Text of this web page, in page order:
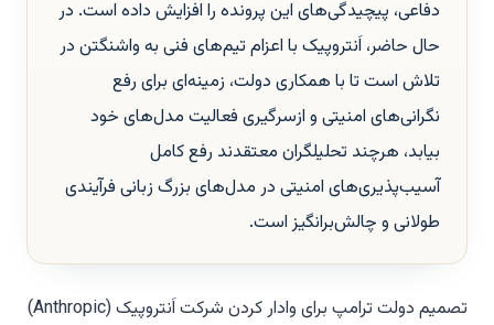
دفاعی، پیچیدگی‌های این پرونده را افزایش داده است. در
حال حاضر، اَنتروپیک با اعزام تیم‌های فنی به واشنگتن در
تلاش است تا با همکاری دولت، زمینه‌ای برای رفع
نگرانی‌های امنیتی و ازسرگیری فعالیت مدل‌های خود
بیابد، هرچند تحلیلگران معتقدند رفع کامل
آسیب‌پذیری‌های امنیتی در مدل‌های بزرگ زبانی فرآیندی
طولانی و چالش‌برانگیز است.
تصمیم دولت ترامپ برای وادار کردن شرکت اَنتروپیک (Anthropic)